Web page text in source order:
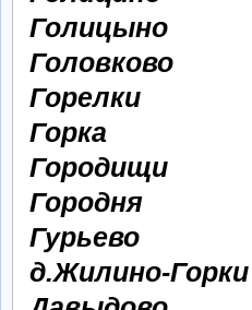
Голицыно
Головково
Горелки
Горка
Городищи
Городня
Гурьево
д.Жилино-Горки